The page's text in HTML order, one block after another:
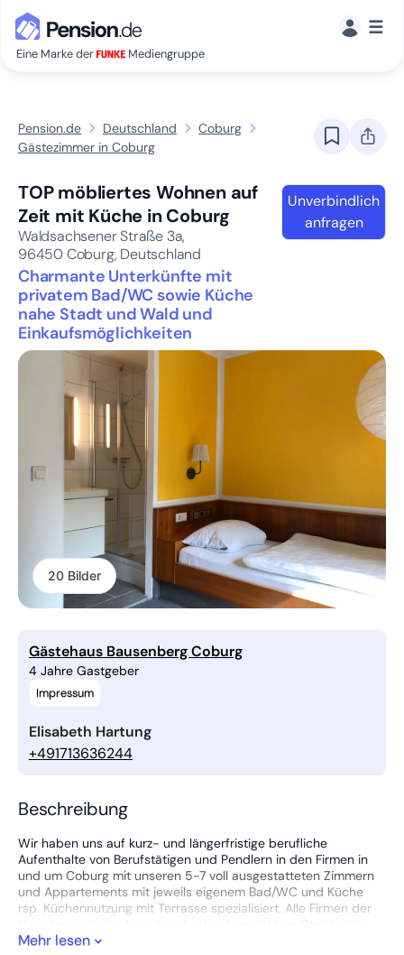
Eine Marke der Mediengruppe
☰
Pension.de Deutschland
Coburg
Gästezimmer in Coburg
TOP möbliertes Wohnen auf
Zeit mit Küche in Coburg
Waldsachsener Straße 3a,
96450 Coburg, Deutschland
Charmante Unterkünfte mit
privatem Bad/WC sowie Küche
nahe Stadt und Wald und
Einkaufsmöglichkeiten
Unverbindlich
anfragen
20 Bilder
Gästehaus Bausenberg Coburg
4 Jahre Gastgeber
Impressum
Elisabeth Hartung
+491713636244
Beschreibung
Wir haben uns auf kurz- und längerfristige berufliche
Aufenthalte von Berufstätigen und Pendlern in den Firmen in
und um Coburg mit unseren 5-7 voll ausgestatteten Zimmern
und Appartements mit jeweils eigenem Bad/WC und Küche
rsp. Küchennutzung mit Terrasse spezialisiert. Alle Firmen der
zeichnet die Lage unseres Gästehauses Ruhe und
Mehr lesen